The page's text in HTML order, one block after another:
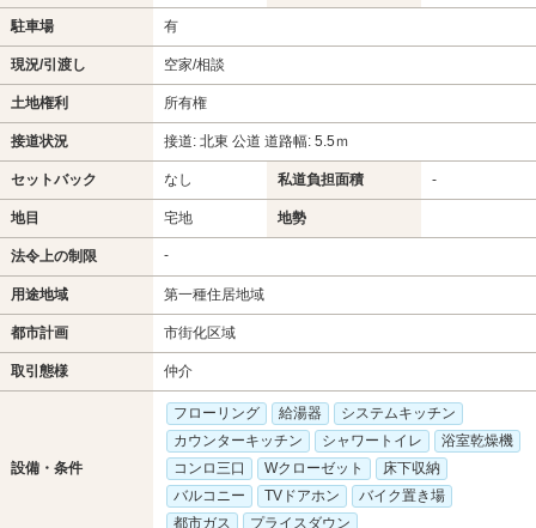
駐車場 有
現況/引渡し 空家/相談
土地権利 所有権
接道状況 接道: 北東 公道 道路幅: 5.5ｍ
セットバック なし 私道負担面積 -
地目 宅地 地勢
法令上の制限 -
用途地域 第一種住居地域
都市計画 市街化区域
取引態様 仲介
設備・条件
フローリング 給湯器
システムキッチン
カウンターキッチン
シャワートイレ
浴室乾燥機
コンロ三口
Wクローゼット
床下収納
バルコニー
TVドアホン
バイク置き場
都市ガス
プライスダウン